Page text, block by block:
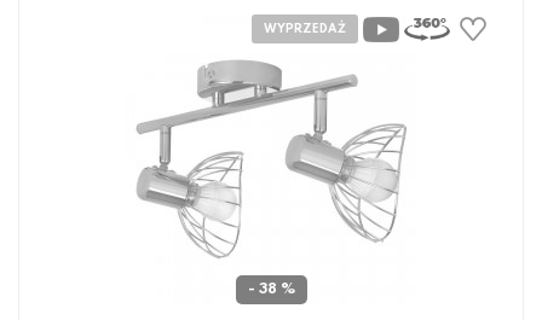
- 38 %